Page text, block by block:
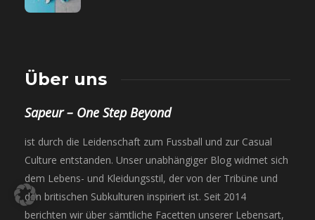
Über uns
Sapeur – One Step Beyond
ist durch die Leidenschaft zum Fussball und zur Casual
Culture entstanden. Unser unabhängiger Blog widmet sich
dem Lebens- und Kleidungsstil, der von der Tribüne und
den britischen Subkulturen inspiriert ist. Seit 2014
berichten wir über sämtliche Facetten unserer Lebensart,